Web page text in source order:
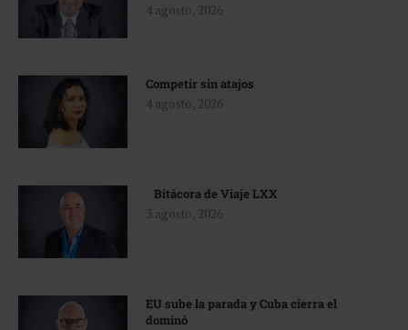
4 agosto, 2026
Competir sin atajos
4 agosto, 2026
Bitácora de Viaje LXX
3 agosto, 2026
EU sube la parada y Cuba cierra el
dominó